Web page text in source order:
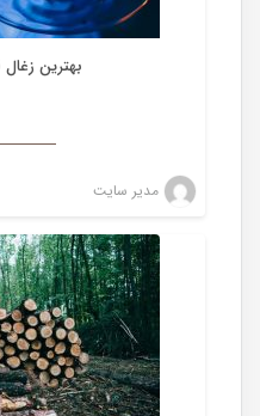
بهترین
مدیر سایت